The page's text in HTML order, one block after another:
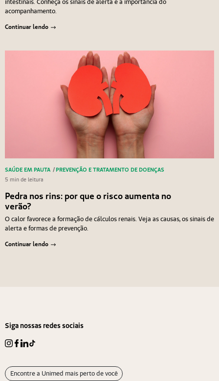
acompanhamento.
Continuar lendo
SAÚDE EM PAUTA / PREVENÇÃO E TRATAMENTO DE DOENÇAS
5 min de leitura
Pedra nos rins: por que o risco aumenta no
verão?
O calor favorece a formação de cálculos renais. Veja as causas, os sinais de
alerta e formas de prevenção.
Continuar lendo
Siga nossas redes sociais
Encontre a Unimed mais perto de você